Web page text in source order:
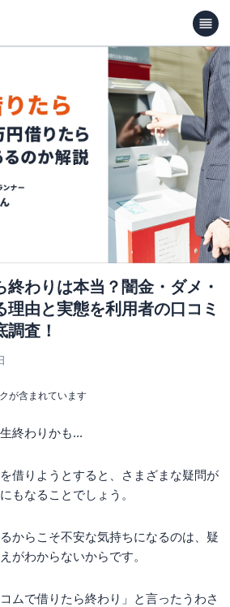
終わりは本当？闇金・ダメ・
理由と実態を利用者の口コミ
査！
が含まれています
終わりかも...
借りようとすると、さまざまな疑問が
もなることでしょう。
からこそ不安な気持ちになるのは、疑
がわからないからです。
ムで借りたら終わり」と言ったうわさ